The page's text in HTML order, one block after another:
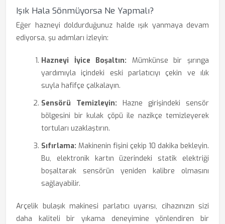
Işık Hala Sönmüyorsa Ne Yapmalı?
Eğer hazneyi doldurduğunuz halde ışık yanmaya devam
ediyorsa, şu adımları izleyin:
Hazneyi İyice Boşaltın: Mümkünse bir şırınga
yardımıyla içindeki eski parlatıcıyı çekin ve ılık
suyla hafifçe çalkalayın.
Sensörü Temizleyin: Hazne girişindeki sensör
bölgesini bir kulak çöpü ile nazikçe temizleyerek
tortuları uzaklaştırın.
Sıfırlama: Makinenin fişini çekip 10 dakika bekleyin.
Bu, elektronik kartın üzerindeki statik elektriği
boşaltarak sensörün yeniden kalibre olmasını
sağlayabilir.
Arçelik bulaşık makinesi parlatıcı uyarısı, cihazınızın sizi
daha kaliteli bir yıkama deneyimine yönlendiren bir